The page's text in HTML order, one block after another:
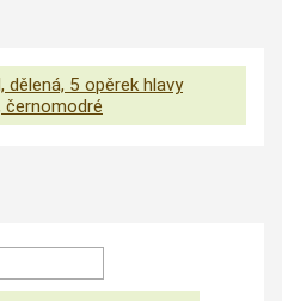
5 opěrek hlavy
černomodré